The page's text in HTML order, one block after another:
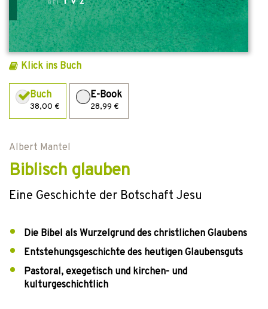
Klick ins Buch
Buch
38,00 €
E-Book
28,99 €
Albert Mantel
Biblisch glauben
Eine Geschichte der Botschaft Jesu
Die Bibel als Wurzelgrund des christlichen Glaubens
Entstehungsgeschichte des heutigen Glaubensguts
Pastoral, exegetisch und kirchen- und
kulturgeschichtlich